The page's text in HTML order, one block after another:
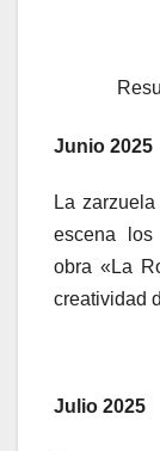
Junio 2025
La
escena los
obra «La
creatividad
Julio 2025